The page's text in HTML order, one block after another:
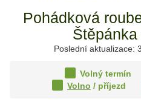
Pohádková
Poslední aktualizace:
Volný termín
Volno / příjezd